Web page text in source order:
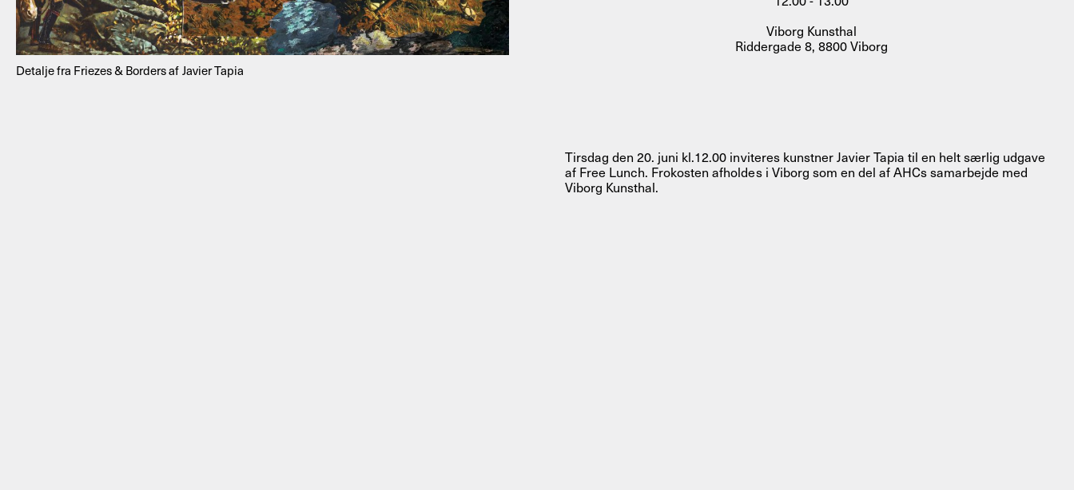
INSTAGRAM FACEBOOK LINKEDIN COOKIEPOLITIK
Detalje fra Friezes & Borders af Javier Tapia
Viborg Kunsthal
Riddergade 8, 8800 Viborg
Tirsdag den 20. juni kl.12.00 inviteres kunstner Javier Tapia til en helt særlig udgave
af Free Lunch. Frokosten afholdes i Viborg som en del af AHCs samarbejde med
Viborg Kunsthal.